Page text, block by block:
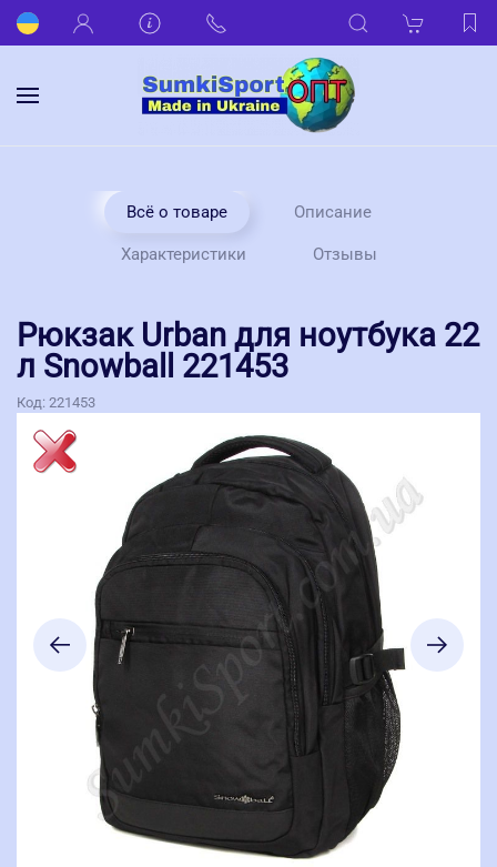
Всё о товаре Описание
Характеристики Отзывы
Рюкзак Urban для ноутбука 22
л Snowball 221453
Код: 221453